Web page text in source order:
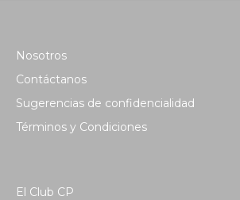
Nosotros
Contáctanos
Sugerencias de confidencialidad
Términos y Condiciones
El Club CP